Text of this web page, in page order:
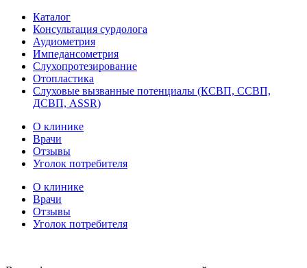
Каталог
Консультация сурдолога
Аудиометрия
Импедансометрия
Слухопротезирование
Отопластика
Слуховые вызванные потенциалы (КСВП, ССВП,
ДСВП, ASSR)
О клинике
Врачи
Отзывы
Уголок потребителя
О клинике
Врачи
Отзывы
Уголок потребителя